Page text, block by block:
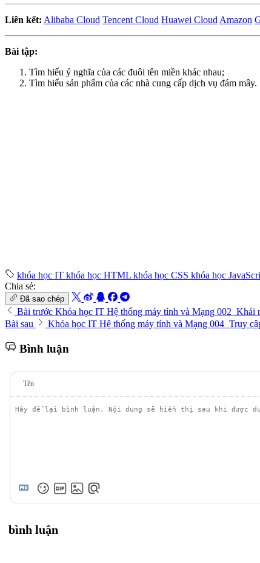
Liên kết: Alibaba Cloud Tencent Cloud Huawei Cloud Amazon
Bài tập:
Tìm hiểu ý nghĩa của các đuôi tên miền khác nhau;
Tìm hiểu sản phẩm của các nhà cung cấp dịch vụ đám mây.
khóa học IT khóa học HTML khóa học CSS khóa học
Chia sẻ:
Đã sao chép
Bài trước Khóa học IT Hệ thống máy tính và Mạng 002_Khái
Bài sau
Khóa học IT Hệ thống máy tính và Mạng 004_Truy
Bình luận
Tên
bình luận